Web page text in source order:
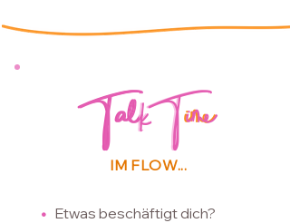
TakTime
TalkTime
IM FLOW...
• Etwas beschäftigt dich?